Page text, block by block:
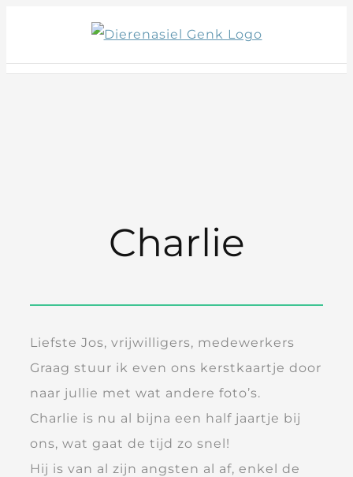
content
Charlie
Liefste Jos, vrijwilligers, medewerkers
Graag stuur ik even ons kerstkaartje door
naar jullie met wat andere foto’s.
Charlie is nu al bijna een half jaartje bij
ons, wat gaat de tijd zo snel!
Hij is van al zijn angsten al af, enkel de